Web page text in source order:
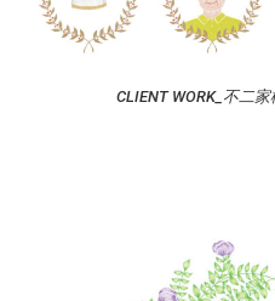
CLIENT WORK_不二